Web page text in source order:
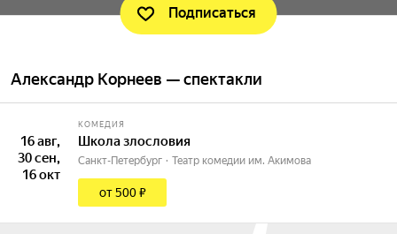
Подписаться
Александр Корнеев — спектакли
16 авг,
30 сен,
16 окт
КОМЕДИЯ
Школа злословия
Санкт-Петербург Театр комедии им. Акимова
от 500 ₽